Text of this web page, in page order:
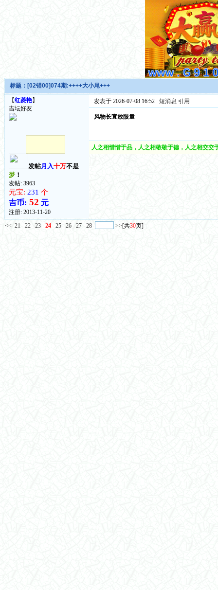
标题： [02错00]074期:++++大小尾+++
【红菱艳】
吉坛好友
发帖月入十万不是
梦！
发帖: 3963
元宝: 231 个
吉币: 52 元
注册: 2013-11-20
发表于 2026-07-08 16:52 短消息 引用
风物长宜放眼量
人之相惜惜于品，人之相敬敬于德，人之相交
<< 21 22 23 24 25 26 27 28 >>[共30页]